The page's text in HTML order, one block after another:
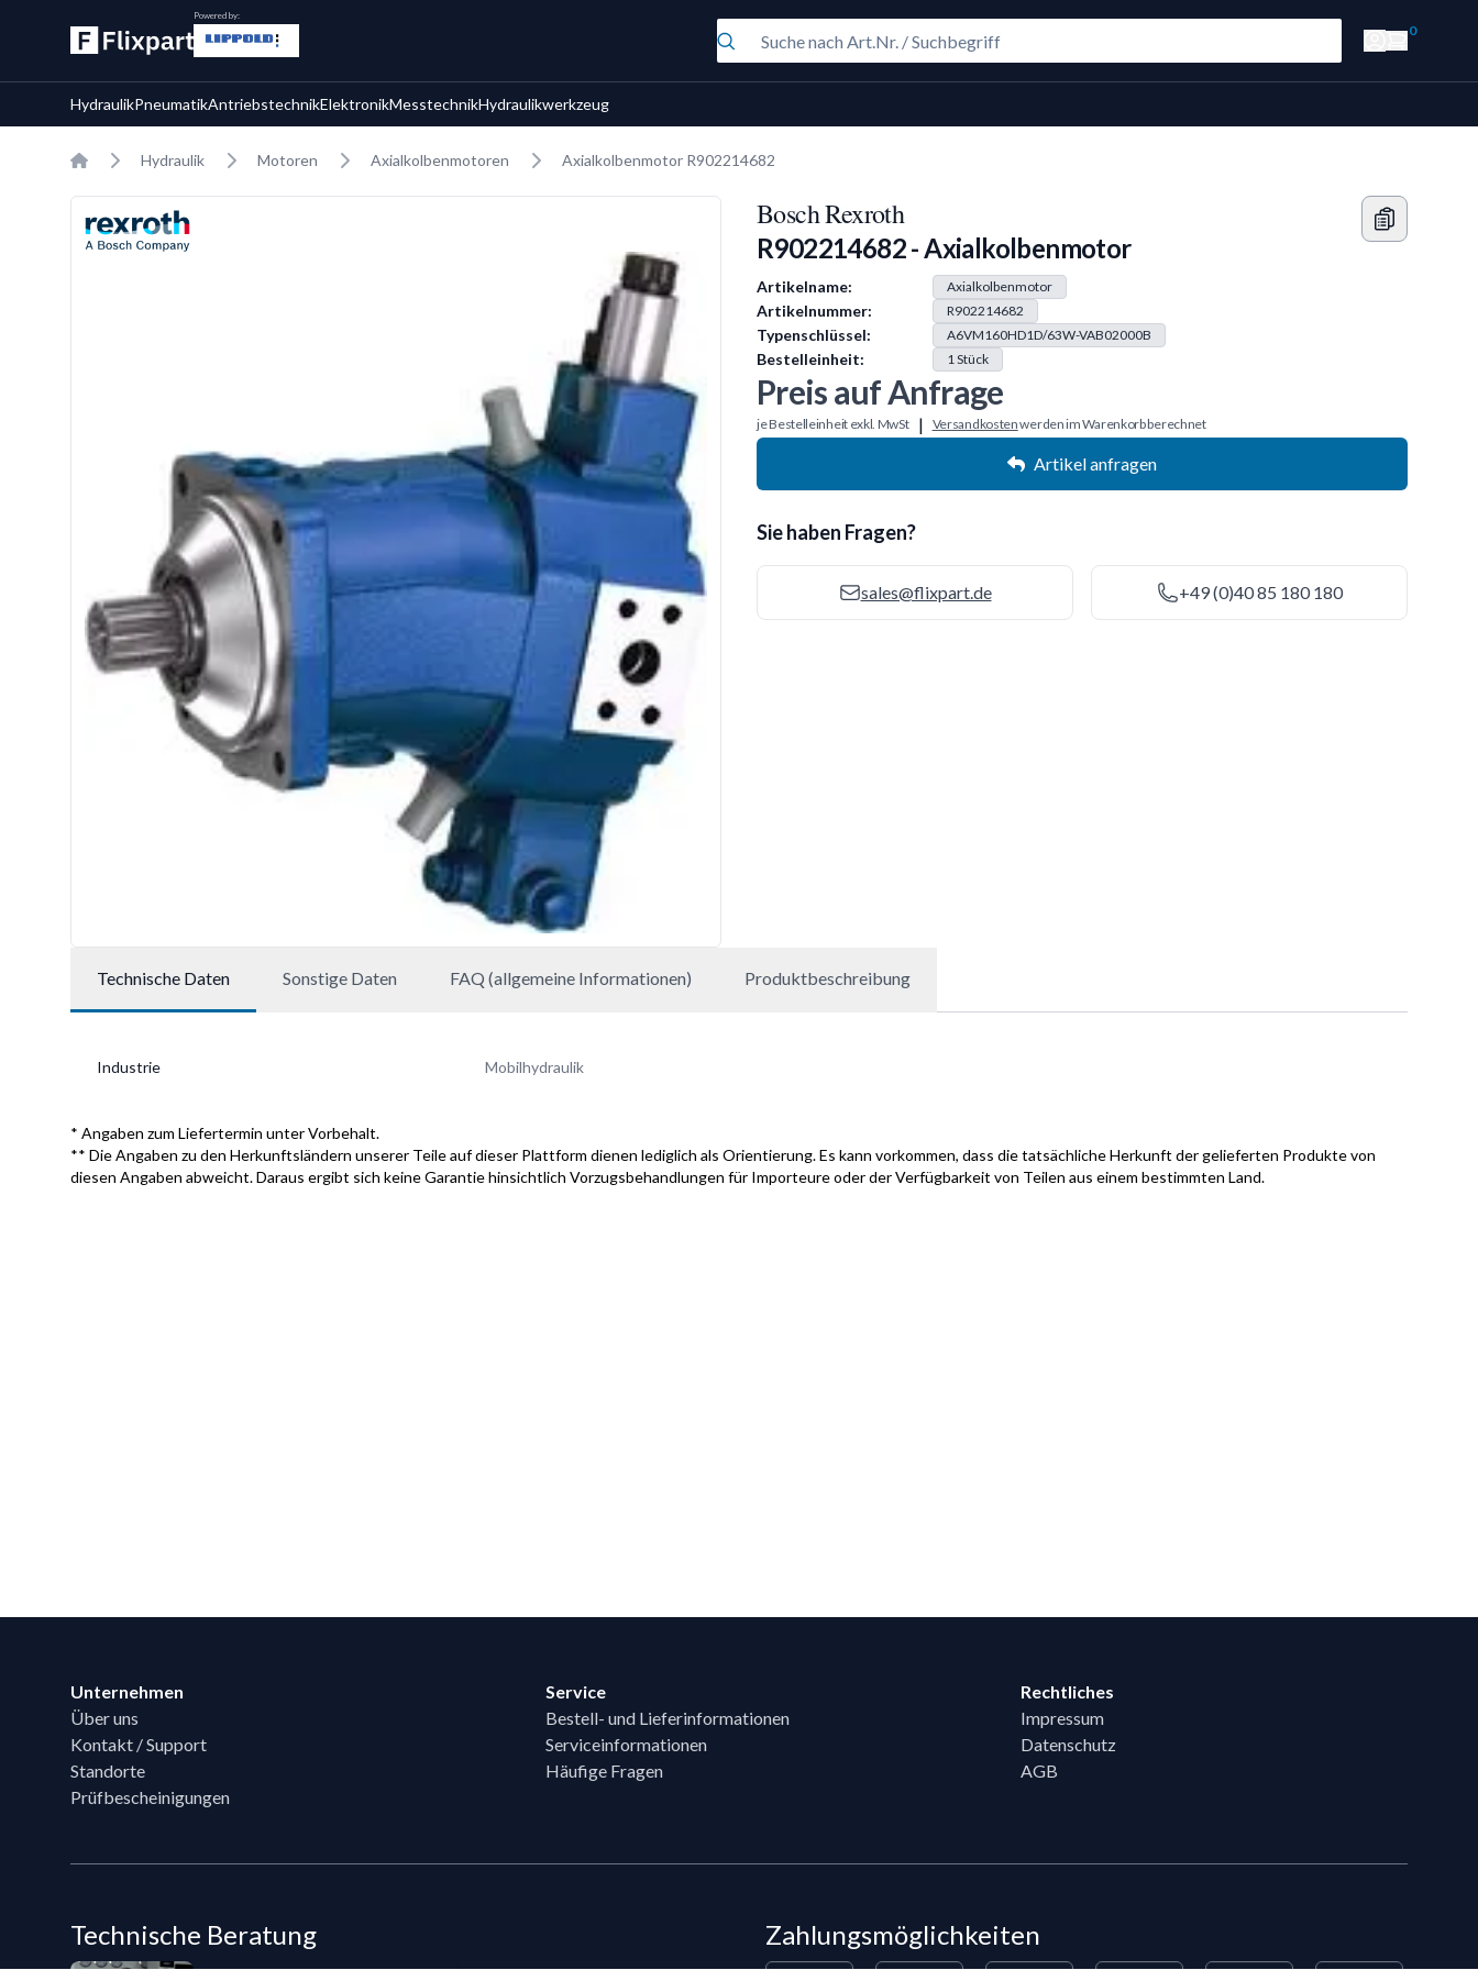
Powered by:
0
HydraulikPneumatikAntriebstechnikElektronikMesstechnikHydraulikwerkzeug
Home Hydraulik Motoren Axialkolbenmotoren Axialkolbenmotor R902214682
Bosch Rexroth
R902214682 - Axialkolbenmotor
Produkt Information
Artikelname: Axialkolbenmotor
Artikelnummer: R902214682
Typenschlüssel: A6VM160HD1D/63W-VAB02000B
Bestelleinheit: 1Stück
Preis auf Anfrage
je Bestelleinheit exkl. MwSt | Versandkostenwerden im Warenkorb berechnet
Artikel anfragen
Sie haben Fragen?
sales@flixpart.de +49 (0)40 85 180 180
Technische Daten Sonstige Daten FAQ (allgemeine Informationen) Produktbeschreibung
Industrie Mobilhydraulik
* Angaben zum Liefertermin unter Vorbehalt.
** Die Angaben zu den Herkunftsländern unserer Teile auf dieser Plattform dienen lediglich als Orientierung. Es kann vorkommen, dass die tatsächliche Herkunft der gelieferten Produkte von
diesen Angaben abweicht. Daraus ergibt sich keine Garantie hinsichtlich Vorzugsbehandlungen für Importeure oder der Verfügbarkeit von Teilen aus einem bestimmten Land.
Unternehmen
Über uns
Kontakt / Support
Standorte
Prüfbescheinigungen
Service
Bestell- und Lieferinformationen
Serviceinformationen
Häufige Fragen
Rechtliches
Impressum
Datenschutz
AGB
Technische Beratung Zahlungsmöglichkeiten